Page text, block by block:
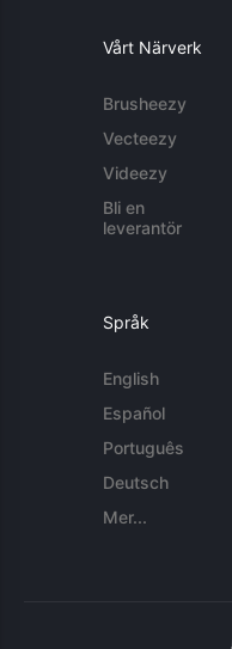
Vårt Närverk
Brusheezy
Vecteezy
Videezy
Bli en
leverantör
Språk
English
Español
Português
Deutsch
Mer...